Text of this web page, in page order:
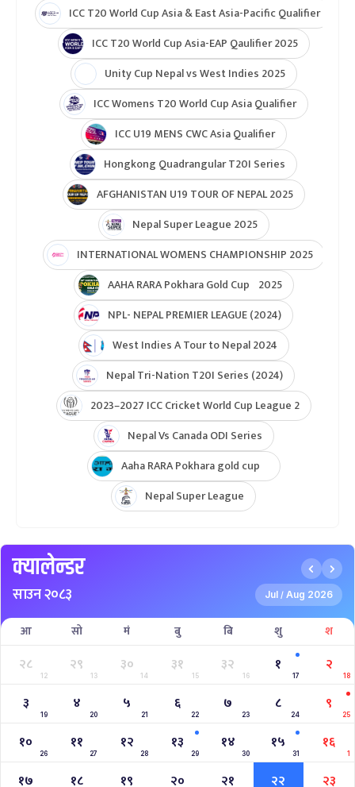
ICC T20 World Cup Asia & East Asia-Pacific Qualifier
ICC T20 World Cup Asia-EAP Qaulifier 2025
Unity Cup Nepal vs West Indies 2025
ICC Womens T20 World Cup Asia Qualifier
ICC U19 MENS CWC Asia Qualifier
Hongkong Quadrangular T20I Series
AFGHANISTAN U19 TOUR OF NEPAL 2025
Nepal Super League 2025
INTERNATIONAL WOMENS CHAMPIONSHIP 2025
AAHA RARA Pokhara Gold Cup 2025
NPL- NEPAL PREMIER LEAGUE (2024)
West Indies A Tour to Nepal 2024
Nepal Tri-Nation T20I Series (2024)
2023–2027 ICC Cricket World Cup League 2
Nepal Vs Canada ODI Series
Aaha RARA Pokhara gold cup
Nepal Super League
क्यालेन्डर
साउन २०८३ Jul / Aug 2026
आ सो मं बु बि शु श
२८
12
२९
13
३०
14
३१
15
३२
16
१
17
२
18
३
19
४
20
५
21
६
22
७
23
८
24
९
25
१०
26
११
27
१२
28
१३
29
१४
30
१५
31
१६
1
१७ १८ १९ २० २१ २२ २३